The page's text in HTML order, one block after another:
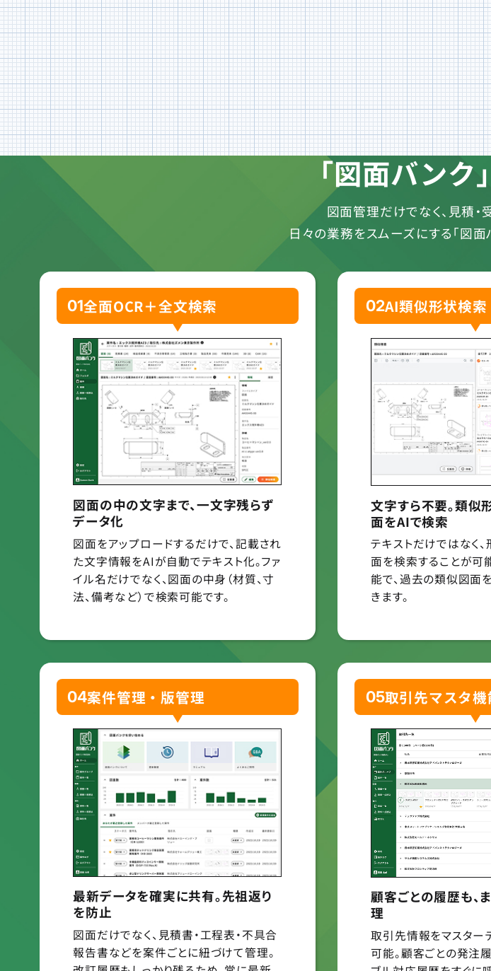
「図面バン
図面管理だけでなく、見積・
日々の業務をスムーズにする「図面
01全面OCR＋全文検索
図面の中の文字まで、一文字残らず
データ化
図面をアップロードするだけで、記載され
た文字情報をAIが自動でテキスト化。ファ
イル名だけでなく、図面の中身（材質、寸
法、備考など）で検索可能です。
02AI類似形状検索
文字すら不要。類似
面をAIで検索
テキストだけではなく
面を検索することが可
能で、過去の類似図面
きます。
04案件管理・版管理
最新データを確実に共有。先祖返り
を防止
図面だけでなく、見積書・工程表・不具合
報告書などを案件ごとに紐づけて管理。
05取引先マスタ機
顧客ごとの履歴も、
理
取引先情報をマスター
可能。顧客ごとの発注